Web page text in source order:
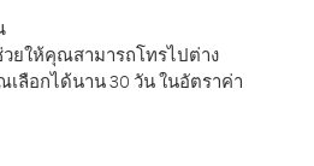
ยให้คุณสามารถโทรไปต่าง
ลือกได้นาน 30 วัน ในอัตราค่า